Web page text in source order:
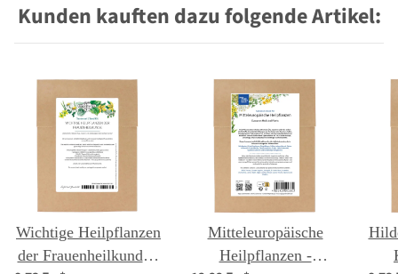
Kunden kauften dazu folgende Artikel:
Wichtige Heilpflanzen
der Frauenheilkunde -
Mitteleuropäische
Heilpflanzen -